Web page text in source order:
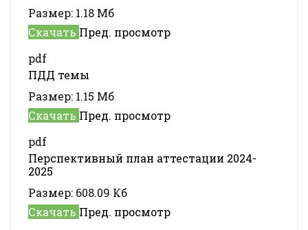
Размер: 1.18 Мб
Скачать Пред. просмотр
pdf
ПДД темы
Размер: 1.15 Мб
Скачать Пред. просмотр
pdf
Перспективный план аттестации 2024-
2025
Размер: 608.09 Кб
Скачать Пред. просмотр